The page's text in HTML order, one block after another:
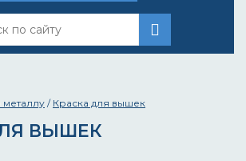
металлу / Краска для вышек
ВЫШЕК